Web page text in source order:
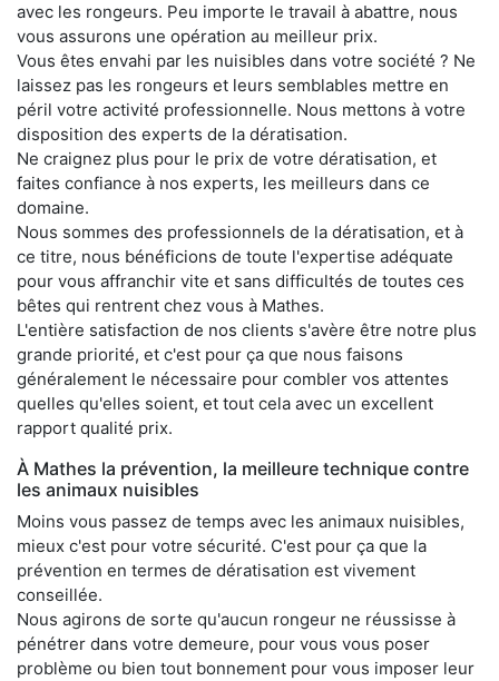
avec les rongeurs. Peu importe le travail à abattre, nous
vous assurons une opération au meilleur prix.
Vous êtes envahi par les nuisibles dans votre société ? Ne
laissez pas les rongeurs et leurs semblables mettre en
péril votre activité professionnelle. Nous mettons à votre
disposition des experts de la dératisation.
Ne craignez plus pour le prix de votre dératisation, et
faites confiance à nos experts, les meilleurs dans ce
domaine.
Nous sommes des professionnels de la dératisation, et à
ce titre, nous bénéficions de toute l'expertise adéquate
pour vous affranchir vite et sans difficultés de toutes ces
bêtes qui rentrent chez vous à Mathes.
L'entière satisfaction de nos clients s'avère être notre plus
grande priorité, et c'est pour ça que nous faisons
généralement le nécessaire pour combler vos attentes
quelles qu'elles soient, et tout cela avec un excellent
rapport qualité prix.
À Mathes la prévention, la meilleure technique contre
les animaux nuisibles
Moins vous passez de temps avec les animaux nuisibles,
mieux c'est pour votre sécurité. C'est pour ça que la
prévention en termes de dératisation est vivement
conseillée.
Nous agirons de sorte qu'aucun rongeur ne réussisse à
pénétrer dans votre demeure, pour vous vous poser
problème ou bien tout bonnement pour vous imposer leur